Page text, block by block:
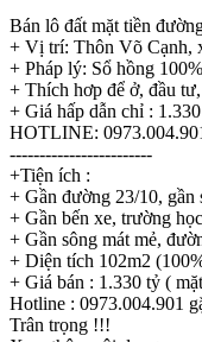
Bán lô đất mặt tiền
+ Vị trí: Thôn Võ Cạnh,
+ Pháp lý: Sổ hồng
+ Thích hơp để ở, đầu
+ Giá hấp dẫn chỉ :
HOTLINE:
------------------------
+Tiện ích :
+ Gần đường 23/10, gần
+ Gần bến xe, trường
+ Gần sông mát mẻ,
+ Diện tích 102m2
+ Giá bán : 1.330 tỷ (
Hotline : 0973.004.901
Trân trọng !!!